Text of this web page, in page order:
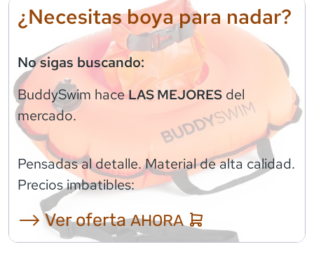
¿Necesitas boya para nadar?
No sigas buscando:
BuddySwim haceLAS MEJORES del
mercado.
Pensadas al detalle. Material de alta calidad.
Precios imbatibles:
⟶ Ver ofertaAHORA